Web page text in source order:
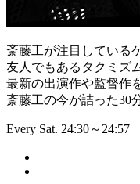
斎藤工が注目している
友人でもあるタクミズ
最新の出演作や監督作
斎藤工の今が詰った30
Every Sat. 24:30～24:57